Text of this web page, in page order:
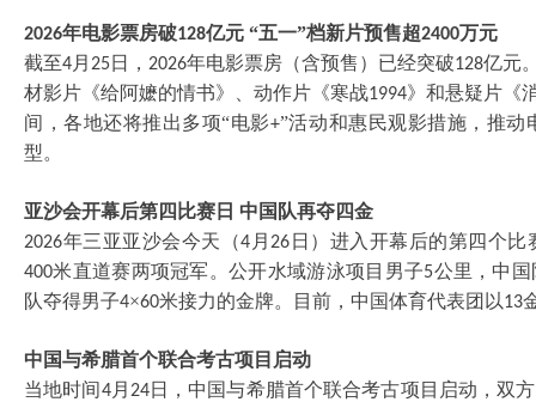
2026年电影票房破128亿元 “五一”档新片预售超2400万元
截至4月 25日， 2026年电影票房（含预售）已经突破128亿元
材影片《给阿嬷的情书》、动作片《寒战1994》和悬疑片《
间，各地还将推出多项“电影+”活动和惠民观影措施，推
型。
亚沙会开幕后第四比赛日 中国队再夺四金
2026年三亚亚沙会今天（4 月 26 日）进入开幕后的第四个
400米直道赛两项冠军。公开水域游泳项目男子5公里，中
队夺得男子4×60米接力的金牌。目前，中国体育代表团以13
中国与希腊首个联合考古项目启动
当地时间4月 24日，中国与希腊首个联合考古项目启动，双